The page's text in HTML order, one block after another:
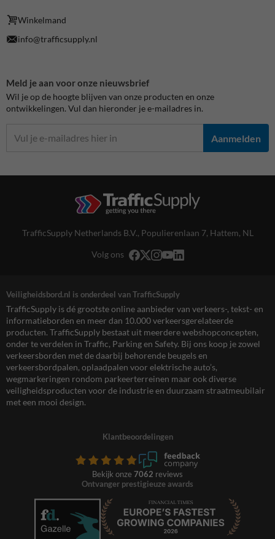
Winkelmand
info@trafficsupply.nl
Meld je aan voor onze nieuwsbrief
Wil je op de hoogte blijven van onze producten en onze
ontwikkelingen. Vul dan hieronder je e-mailadres in.
Aanmelden
TrafficSupply Netherlands B.V., Populierenlaan 7, Hattem, NL
Volg ons
Veiligheidsbord.nl is onderdeel van TrafficSupply
TrafficSupply is dé grootste online aanbieder van verkeers-, tekst- en
informatieborden en meer dan 10.000 verkeersgerelateerde
producten. TrafficSupply bestaat uit meerdere webshopconcepten,
onder te verdelen in Traffic, Parking en Safety. Bij ons koop je zowel
verkeersborden met de daarbij behorende beugels en
verkeersbordpalen, oplaadpalen voor elektrische auto’s,
wegmarkeringen rondom parkeerterreinen maar ook diverse
veiligheidsproducten voor de industrie en duurzaam straatmeubilair
met een mooi design.
Klantbeoordelingen
Bekijk onze 7062 reviews
Ontvanger prestigieuze awards